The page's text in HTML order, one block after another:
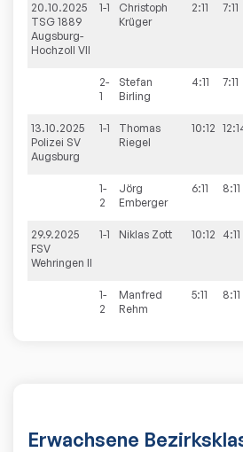
20.10.2025
TSG 1889
Augsburg-
Hochzoll VII
1-1
Christoph
Krüger
2:11 7:11
2-
1
Stefan
Birling
4:11 7:11
13.10.2025
Polizei SV
Augsburg
1-1
Thomas
Riegel
10:12
1-
2
Jörg
Emberger
6:11 8:11
29.9.2025
FSV
Wehringen II
1-1 Niklas Zott 10:12 4:11
1-
2
Manfred
Rehm
5:11 8:11
Erwachsene